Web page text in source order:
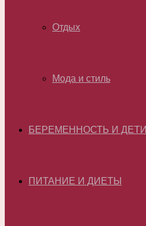
Отдых
Мода и стиль
БЕРЕМЕННОСТЬ И ДЕТИ
ПИТАНИЕ И ДИЕТЫ